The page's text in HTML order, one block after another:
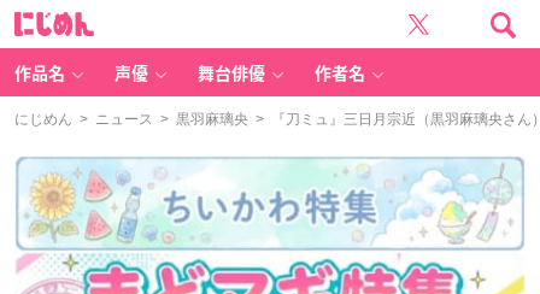
作品名 声優 舞台俳優 作者名
にじめん > ニュース > 黒羽麻璃央 > 『刀ミュ』三日月宗近（黒羽麻璃央さん